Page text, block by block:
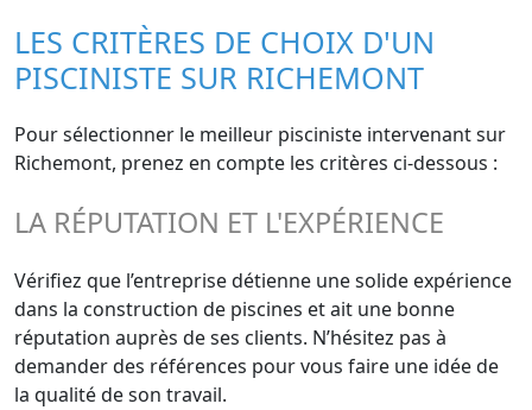
LES CRITÈRES DE CHOIX D'UN
PISCINISTE SUR RICHEMONT
Pour sélectionner le meilleur pisciniste intervenant sur
Richemont, prenez en compte les critères ci-dessous :
LA RÉPUTATION ET L'EXPÉRIENCE
Vérifiez que l’entreprise détienne une solide expérience
dans la construction de piscines et ait une bonne
réputation auprès de ses clients. N’hésitez pas à
demander des références pour vous faire une idée de
la qualité de son travail.